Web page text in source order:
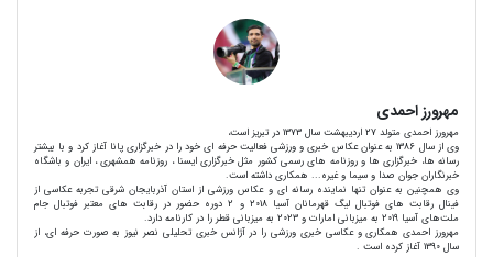
مهرورز احمدی
مهرورز احمدی متولد 27 اردیبهشت سال 1373 در تبریز است،
وی از سال 1386 به عنوان عکاس خبری و ورزشی فعالیت حرفه ای خود را در خبرگزاری پانا آغاز کرد و با بیشتر
رسانه ها، خبرگزاری‌ ها و روزنامه‌ های رسمی کشور مثل خبرگزاری ایسنا ، روزنامه همشهری ، ایران و باشگاه
خبرنگاران جوان صدا و سیما و غیره... همکاری داشته است.
وی همچنین به عنوان تنها نماینده رسانه ای و عکاس ورزشی از استان آذربایجان شرقی تجربه عکاسی از
فینال رقابت های فوتبال لیگ قهرمانان آسیا 2018 و 2 دوره حضور در رقابت های معتبر فوتبال جام
ملت‌های آسیا 2019 به میزبانی امارات و 2023 به میزبانی قطر را در کارنامه دارد.
مهرورز احمدی همکاری و عکاسی خبری ورزشی را در آژانس خبری تحلیلی نصر نیوز به صورت حرفه ای، از
سال 1390 آغاز کرده است .